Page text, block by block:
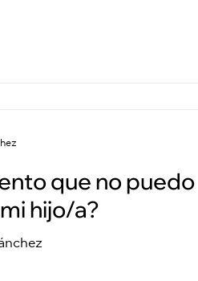
que no puedo
hijo/a?